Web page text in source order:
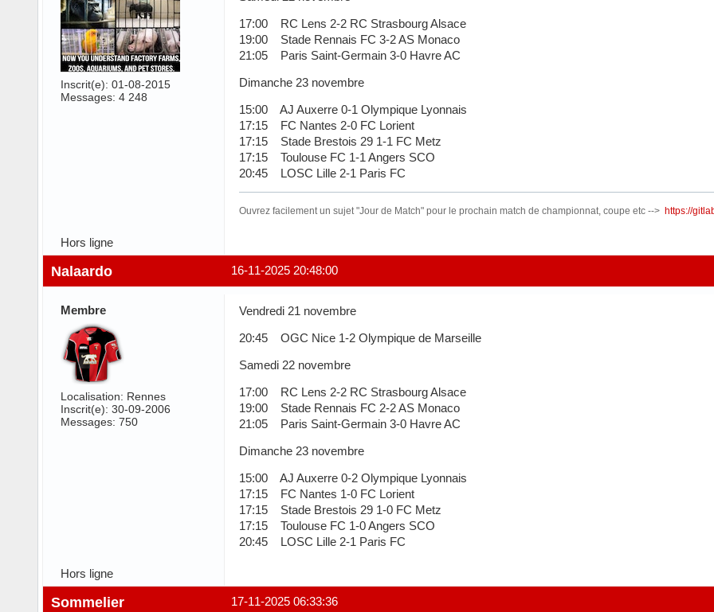
Inscrit(e): 01-08-2015
Messages: 4 248
17:00 RC Lens 2-2 RC Strasbourg Alsace
19:00 Stade Rennais FC 3-2 AS Monaco
21:05 Paris Saint-Germain 3-0 Havre AC
Dimanche 23 novembre
15:00 AJ Auxerre 0-1 Olympique Lyonnais
17:15 FC Nantes 2-0 FC Lorient
17:15 Stade Brestois 29 1-1 FC Metz
17:15 Toulouse FC 1-1 Angers SCO
20:45 LOSC Lille 2-1 Paris FC
Ouvrez facilement un sujet "Jour de Match" pour le prochain match de championnat, coupe etc -->https://
Hors ligne
16-11-2025 20:48:00
Nalaardo
Membre
Localisation: Rennes
Inscrit(e): 30-09-2006
Messages: 750
Vendredi 21 novembre
20:45 OGC Nice 1-2 Olympique de Marseille
Samedi 22 novembre
17:00 RC Lens 2-2 RC Strasbourg Alsace
19:00 Stade Rennais FC 2-2 AS Monaco
21:05 Paris Saint-Germain 3-0 Havre AC
Dimanche 23 novembre
15:00 AJ Auxerre 0-2 Olympique Lyonnais
17:15 FC Nantes 1-0 FC Lorient
17:15 Stade Brestois 29 1-0 FC Metz
17:15 Toulouse FC 1-0 Angers SCO
20:45 LOSC Lille 2-1 Paris FC
Hors ligne
17-11-2025 06:33:36
Sommelier